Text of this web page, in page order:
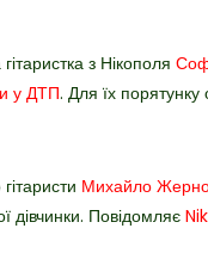
з Нікополя
у ДТП. Для їх порятунку
Михайло
дівчинки. Повідомляє